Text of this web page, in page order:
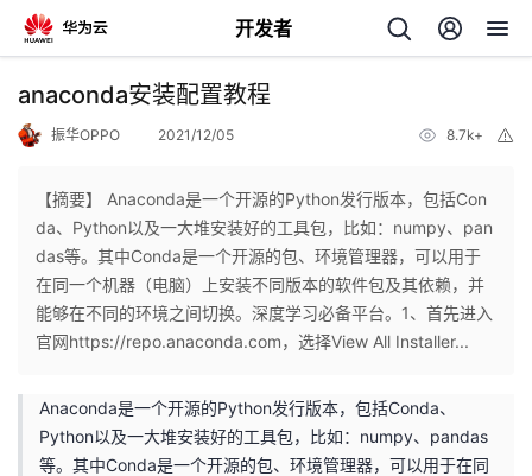
开发者
返
个
人
主
页
我
的
开
我
的
我
anaconda安装配置教程
振华OPPO 2021/12/05 8.7k+
【摘要】 Anaconda是一个开源的Python发行版本，包括Con
da、Python以及一大堆安装好的工具包，比如：numpy、pan
das等。其中Conda是一个开源的包、环境管理器，可以用于
在同一个机器（电脑）上安装不同版本的软件包及其依赖，并
能够在不同的环境之间切换。深度学习必备平台。1、首先进入
官网https://repo.anaconda.com，选择View All Installer...
Anaconda是一个开源的Python发行版本，包括Conda、
Python以及一大堆安装好的工具包，比如：numpy、pandas
等。其中Conda是一个开源的包、环境管理器，可以用于在同